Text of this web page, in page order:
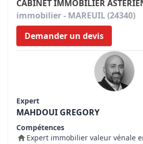
CABINET IMMOBILIER
immobilier - MAREUIL (24340)
Demander un devis
Expert
MAHDOUI GREGORY
Compétences
Expert immobilier valeur vénale